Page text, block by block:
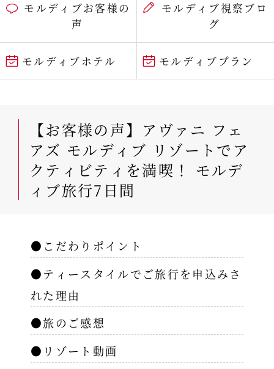
モルディブお客様の
声
モルディブ視察ブロ
グ
モルディブホテル モルディブプラン
【お客様の声】アヴァニ フェ
アズ モルディブ リゾートでア
クティビティを満喫！ モルデ
ィブ旅行7日間
●こだわりポイント
●ティースタイルでご旅行を申込みさ
れた理由
●旅のご感想
●リゾート動画